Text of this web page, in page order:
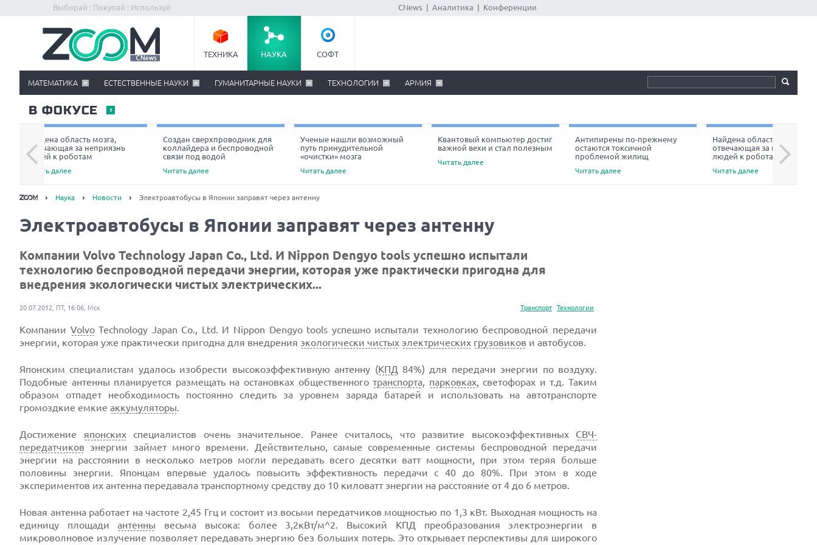
Выбирай : Покупай : Используй CNews Аналитика Конференции
ТЕХНИКА НАУКА СОФТ
МАТЕМАТИКА ЕСТЕСТВЕННЫЕ НАУКИ ГУМАНИТАРНЫЕ НАУКИ ТЕХНОЛОГИИ АРМИЯ
В ФОКУСЕ
Найдена область мозга,
отвечающая за неприязнь
людей к роботам
Читать далее
Создан сверхпроводник для
коллайдера и беспроводной
связи под водой
Читать далее
Ученые нашли возможный
путь принудительной
«очистки» мозга
Читать далее
Квантовый компьютер достиг
важной вехи и стал полезным
Читать далее
Антипирены по-прежнему
остаются токсичной
проблемой жилищ
Читать далее
Найдена область мозга,
отвечающая за неприязнь
людей к роботам
Читать далее
Next
Наука Новости Электроавтобусы в Японии заправят через антенну
Электроавтобусы в Японии заправят через антенну
Компании Volvo Technology Japan Co., Ltd. И Nippon Dengyo tools успешно испытали
технологию беспроводной передачи энергии, которая уже практически пригодна для
внедрения экологически чистых электрических...
Транспорт Технологии
20.07.2012, ПТ, 16:06, Мск
Компании VolvoTechnology Japan Co., Ltd. И Nippon Dengyo tools успешно испытали технологию беспроводной передачи
энергии, которая уже практически пригодна для внедрения экологически чистых электрических грузовиков и автобусов.
Японским специалистам удалось изобрести высокоэффективную антенну (КПД 84%) для передачи энергии по воздуху.
Подобные антенны планируется размещать на остановках общественноготранспорта, парковках, светофорах и т.д. Таким
образом отпадет необходимость постоянно следить за уровнем заряда батарей и использовать на автотранспорте
громоздкие емкие аккумуляторы.
Достижение японскихспециалистов очень значительное. Ранее считалось, что развитие высокоэффективных СВЧ-
передатчиков энергии займет много времени. Действительно, самые современные системы беспроводной передачи
энергии на расстоянии в несколько метров могли передавать всего десятки ватт мощности, при этом теряя больше
половины энергии. Японцам впервые удалось повысить эффективность передачи с 40 до 80%. При этом в ходе
экспериментов их антенна передавала транспортному средству до 10 киловатт энергии на расстояние от 4 до 6 метров.
Новая антенна работает на частоте 2,45 Ггц и состоит из восьми передатчиков мощностью по 1,3 кВт. Выходная мощность на
единицу площадиантенны весьма высока: более 3,2кВт/м^2. Высокий КПД преобразования электроэнергии в
микроволновое излучение позволяет передавать энергию без больших потерь. Это открывает перспективы для широкого